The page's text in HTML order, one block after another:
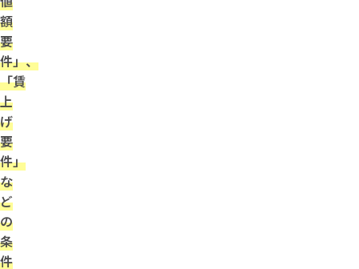
額
要
件」、
「賃
上
げ
要
件」
な
ど
の
条
件